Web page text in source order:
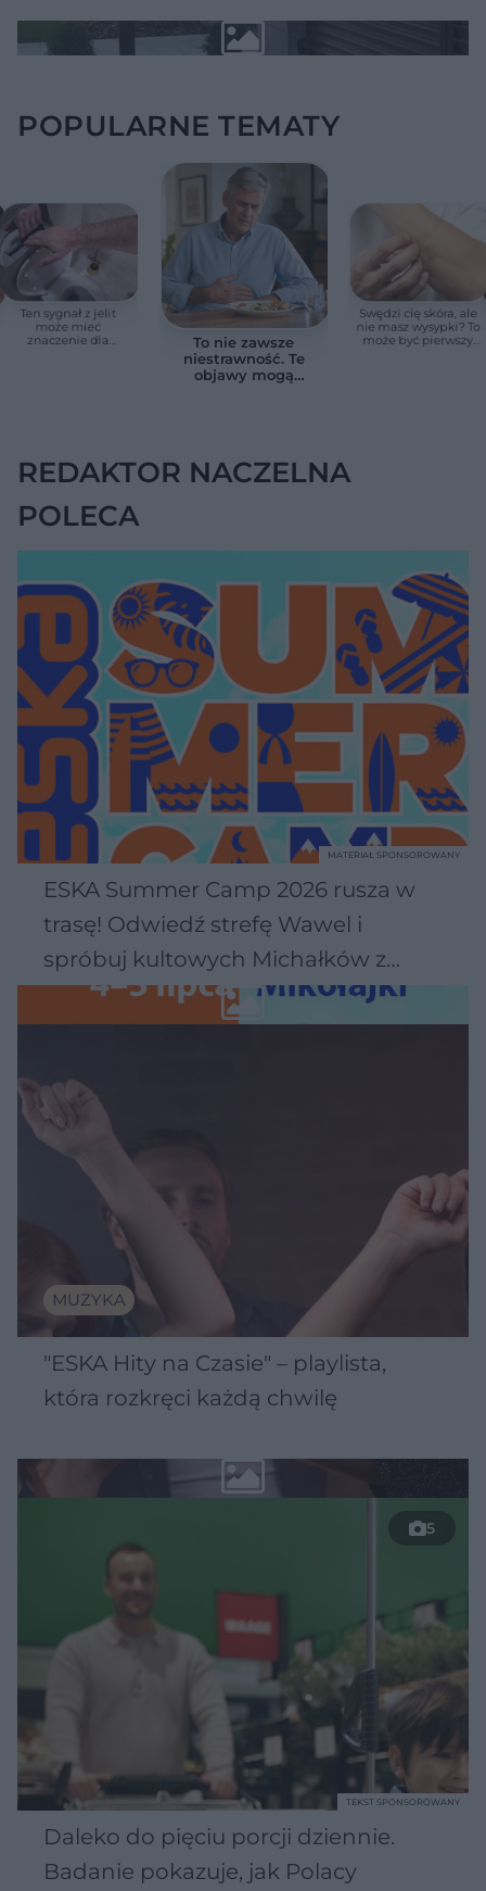
POPULARNE TEMATY
Ten sygnał z jelit
może mieć
znaczenie dla
To nie zawsze
niestrawność. Te
objawy mogą
Swędzi cię skóra, ale
nie masz wysypki? To
może być pierwszy
REDAKTOR NACZELNA
POLECA
ESKA Summer Camp 2026 rusza w
trasę! Odwiedź strefę Wawel i
spróbuj kultowych Michałków z
Wawelu
MATERIAŁ SPONSOROWANY
MUZYKA
"ESKA Hity na Czasie" – playlista,
która rozkręci każdą chwilę
5
Daleko do pięciu porcji dziennie.
Badanie pokazuje, jak Polacy
TEKST SPONSOROWANY